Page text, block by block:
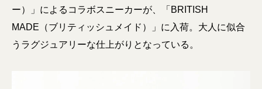
ー）」によるコラボスニーカーが、「BRITISH
MADE（ブリティッシュメイド）」に入荷。大人に似合
うラグジュアリーな仕上がりとなっている。